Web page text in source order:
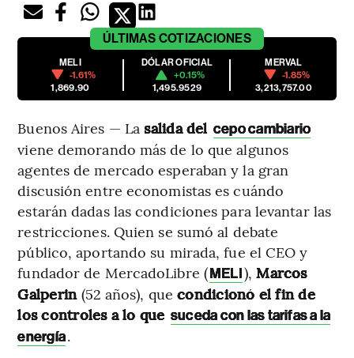
ÚLTIMAS COTIZACIONES
MELI
-1.61%
1,869.90
DÓLAR OFICIAL
+0.15%
1,495.9529
MERVAL
-1.85%
3,213,757.00
Buenos Aires — La salida del cepo cambiario
viene demorando más de lo que algunos
agentes de mercado esperaban y la gran
discusión entre economistas es cuándo
estarán dadas las condiciones para levantar las
restricciones. Quien se sumó al debate
público, aportando su mirada, fue el CEO y
fundador de MercadoLibre (MELI),Marcos
Galperin (52 años), quecondicionó el fin de
los controles a lo que suceda con las tarifas a la
energía.